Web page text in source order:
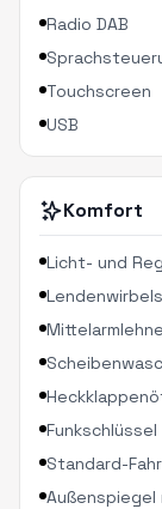
Radio DAB
Touchscreen
USB
Komfort
Licht- und
Funkschlüssel
Standard-